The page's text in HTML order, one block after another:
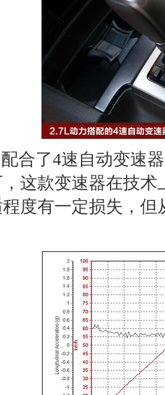
了4速自动变速器
这款变速器在技
度有一定损失，